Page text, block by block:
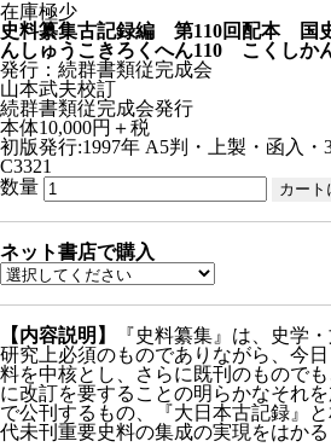
在庫極少
史料纂集古記録編 第110回配本 国
んしゅうこきろくへん110 こくしか
発行：続群書類従完成会
山本武夫校訂
続群書類従完成会発行
本体10,000円＋税
初版発行:1997年 A5判・上製・函入・
C3321
数量
ネット書店で購入
【内容説明】
『史料纂集』は、史学
研究上必須のものでありながら、今
料を中核とし、さらに既刊のもので
に改訂を要することの明らかなそれ
で公刊するもの、『大日本古記録』
代未刊重要史料の集成の実現をはかる